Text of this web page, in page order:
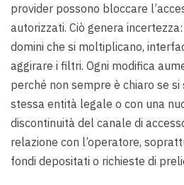
provider possono bloccare
autorizzati. Ciò genera
domini che si moltiplicano,
aggirare i filtri. Ogni modifica
perché non sempre è chiaro se
stessa entità legale o con una
discontinuità del canale di
relazione con l’operatore,
fondi depositati o richieste di